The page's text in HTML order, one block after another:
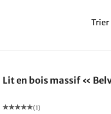
Trier
Lit en bois massif «
(1)